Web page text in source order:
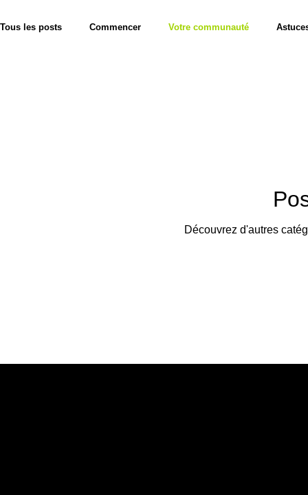
Tous les posts Commencer Votre communauté
Découvrez d'autres